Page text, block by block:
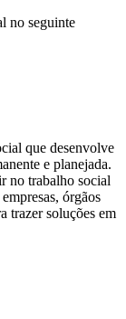
no seguinte
que desenvolve
e planejada.
no trabalho social
órgãos
trazer soluções em